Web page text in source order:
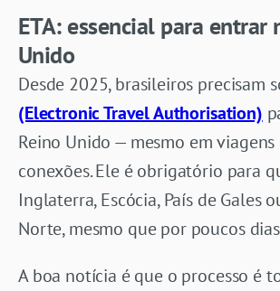
ETA: essencial para entrar
Unido
Desde 2025, brasileiros precisam
(Electronic Travel Authorisation)
Reino Unido — mesmo em
conexões. Ele é obrigatório para
Inglaterra, Escócia, País de Gales
Norte, mesmo que por poucos
A boa notícia é que o processo é